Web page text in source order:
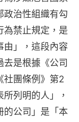
政治性組織有勾
為禁止規定，是
由」，這段內容
是根據《公司
社團條例》第2
列明的人」，
的公司」是「本